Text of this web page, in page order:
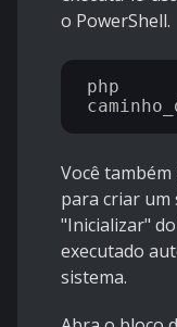
o PowerShell.
php
Você
para criar um
"Inicializar"
executado
sistema.